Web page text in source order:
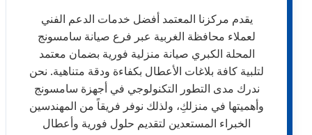
يقدم مركزنا المعتمد أفضل خدمات الدعم الفني
لعملاء محافظة الغربية عبر فرع صيانة سامسونج
المحلة الكبري صيانة منزلية فورية بضمان معتمد
لتلبية كافة بلاغات الأعطال بكفاءة ودقة متناهية. نحن
ندرك مدى التطور التكنولوجي في أجهزة سامسونج
وأهميتها في منزلكِ، ولذلك نوفر فريقاً من المهندسين
الخبراء المستعدين لتقديم حلول فورية وأعطال